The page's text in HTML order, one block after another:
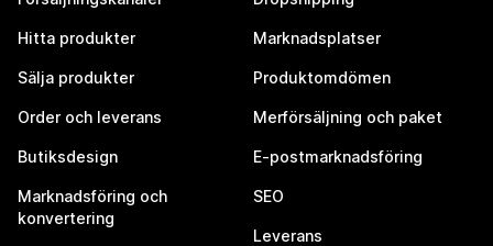
Hitta produkter
Sälja produkter
Order och leverans
Butiksdesign
Marknadsföring och
konvertering
Marknadsplatser
Produktomdömen
Merförsäljning och paket
E-postmarknadsföring
SEO
Leverans